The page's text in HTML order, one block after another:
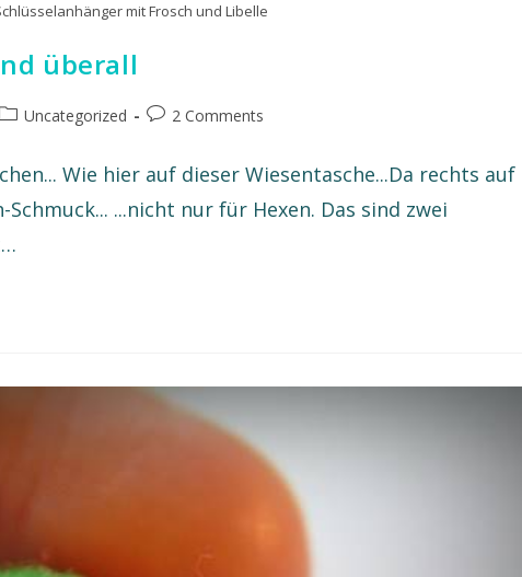
mit Frosch und Libelle
überall
Uncategorized 2 Comments
Wie hier auf dieser Wiesentasche...Da rechts auf
...nicht nur für Hexen. Das sind zwei